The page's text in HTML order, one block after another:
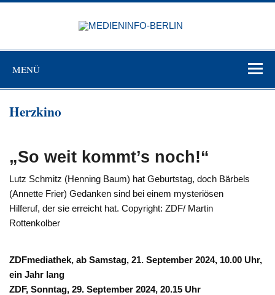
Zum
MENÜ
Herzkino
„So weit kommt’s noch!“
Lutz Schmitz (Henning Baum) hat Geburtstag, doch Bärbels
(Annette Frier) Gedanken sind bei einem mysteriösen
Hilferuf, der sie erreicht hat. Copyright: ZDF/ Martin
Rottenkolber
ZDFmediathek, ab Samstag, 21. September 2024, 10.00 Uhr,
ein Jahr lang
ZDF, Sonntag, 29. September 2024, 20.15 Uhr